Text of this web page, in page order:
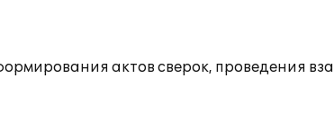
актов сверок, проведения